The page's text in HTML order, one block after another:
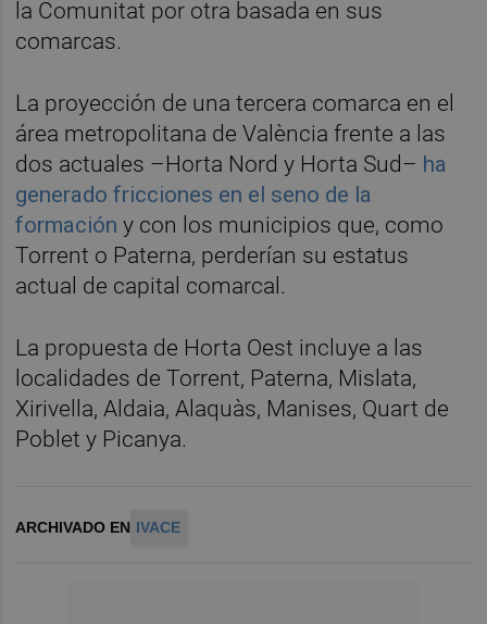
la Comunitat por otra basada en sus
comarcas.
La proyección de una tercera comarca en el
área metropolitana de València frente a las
dos actuales –Horta Nord y Horta Sud– ha
generado fricciones en el seno de la
formación y con los municipios que, como
Torrent o Paterna, perderían su estatus
actual de capital comarcal.
La propuesta de Horta Oest incluye a las
localidades de Torrent, Paterna, Mislata,
Xirivella, Aldaia, Alaquàs, Manises, Quart de
Poblet y Picanya.
ARCHIVADO EN IVACE